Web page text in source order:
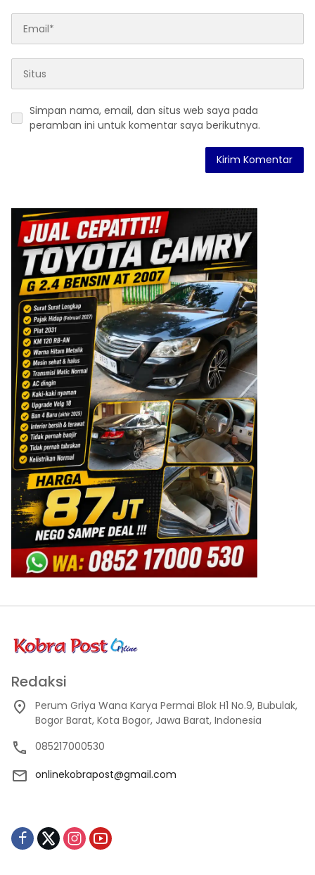
Simpan nama, email, dan situs web saya pada
peramban ini untuk komentar saya berikutnya.
Redaksi
Perum Griya Wana Karya Permai Blok H1 No.9, Bubulak,
Bogor Barat, Kota Bogor, Jawa Barat, Indonesia
085217000530
onlinekobrapost@gmail.com